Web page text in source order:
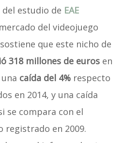
estudio de EAE
mercado del videojuego
que este nicho de
318 millones de euros en
caída del 4%respecto
en 2014, y una caída
se compara con el
registrado en 2009.